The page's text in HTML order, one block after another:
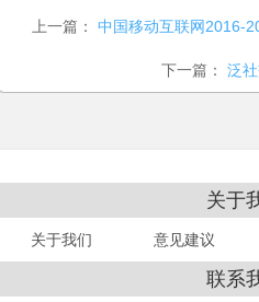
上一篇： 中国移动互联网2016-
下一篇： 泛
关于
关于我们 意见建议
联系